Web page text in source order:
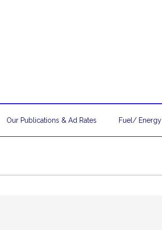
Our Publications & Ad Rates Fuel/ Energy